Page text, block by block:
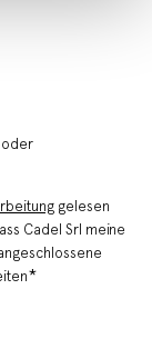
oder
gelesen
Cadel Srl meine
*